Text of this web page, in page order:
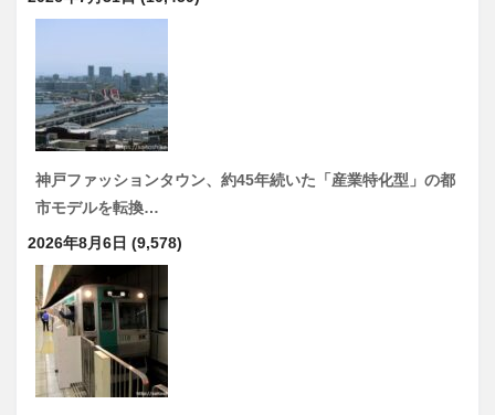
神戸ファッションタウン、約45年続いた「産業特化型」の都
市モデルを転換…
2026年8月6日 (9,578)